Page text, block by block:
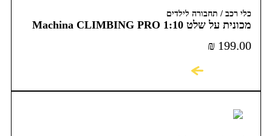
כלי רכב / תחבורה לילדים
מכונית על שלט 1:10 Machina CLIMBING PRO
₪ 199.00